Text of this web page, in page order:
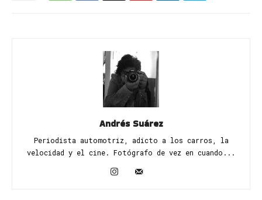
Andrés Suárez
Periodista automotriz, adicto a los carros, la
velocidad y el cine. Fotógrafo de vez en cuando...